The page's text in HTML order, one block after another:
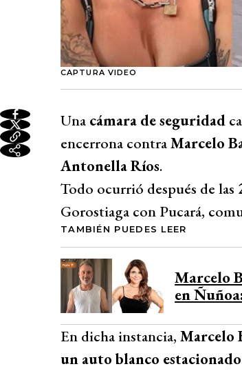
CAPTURA VIDEO
Una cámara de seguridad
encerrona contraMarcelo
Antonella Ríos.
Todo ocurrió después de las
Gorostiaga con Pucará,
TAMBIÉN PUEDES LEER
Marcelo
en
En dicha instancia, Marcelo
un auto blanco estacionado